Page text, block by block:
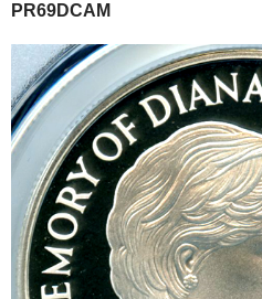
お問い合わせ
委託販売
購入代行
オークション入札代行
ブログ
PR69DCAM